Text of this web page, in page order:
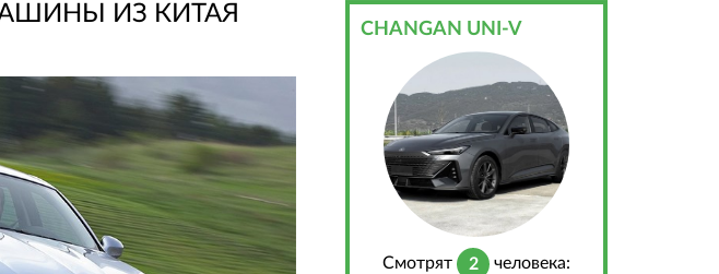
ИЗ КИТАЯ
CHANGAN UNI-V
Cмотрят 2
человека: